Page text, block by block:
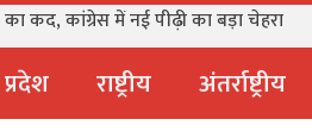
कद, कांग्रेस में नई पीढ़ी का बड़ा चेहरा
राष्ट्रीय अंतर्राष्ट्रीय